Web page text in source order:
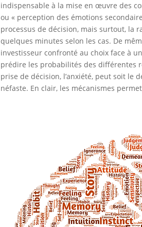
indispensable à la mise en œuvre des
ou « perception des émotions
processus de décision, mais surtout, la
quelques minutes selon les cas. De
investisseur confronté au choix face à
prédire les probabilités des différentes
prise de décision, l’anxiété, peut soit le
néfaste. En clair, les mécanismes